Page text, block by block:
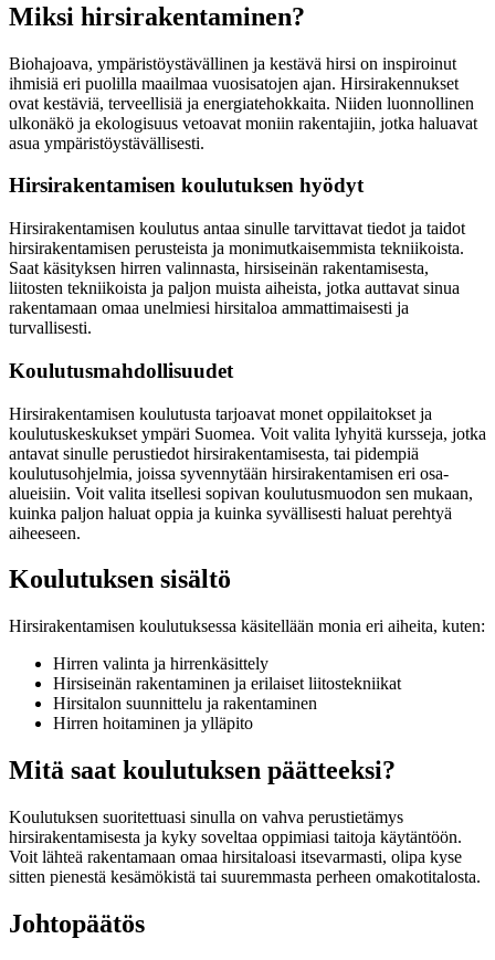
Miksi hirsirakentaminen?
Biohajoava, ympäristöystävällinen ja kestävä hirsi on inspiroinut
ihmisiä eri puolilla maailmaa vuosisatojen ajan. Hirsirakennukset
ovat kestäviä, terveellisiä ja energiatehokkaita. Niiden luonnollinen
ulkonäkö ja ekologisuus vetoavat moniin rakentajiin, jotka haluavat
asua ympäristöystävällisesti.
Hirsirakentamisen koulutuksen hyödyt
Hirsirakentamisen koulutus antaa sinulle tarvittavat tiedot ja taidot
hirsirakentamisen perusteista ja monimutkaisemmista tekniikoista.
Saat käsityksen hirren valinnasta, hirsiseinän rakentamisesta,
liitosten tekniikoista ja paljon muista aiheista, jotka auttavat sinua
rakentamaan omaa unelmiesi hirsitaloa ammattimaisesti ja
turvallisesti.
Koulutusmahdollisuudet
Hirsirakentamisen koulutusta tarjoavat monet oppilaitokset ja
koulutuskeskukset ympäri Suomea. Voit valita lyhyitä kursseja, jotka
antavat sinulle perustiedot hirsirakentamisesta, tai pidempiä
koulutusohjelmia, joissa syvennytään hirsirakentamisen eri osa-
alueisiin. Voit valita itsellesi sopivan koulutusmuodon sen mukaan,
kuinka paljon haluat oppia ja kuinka syvällisesti haluat perehtyä
aiheeseen.
Koulutuksen sisältö
Hirsirakentamisen koulutuksessa käsitellään monia eri aiheita, kuten:
Hirren valinta ja hirrenkäsittely
Hirsiseinän rakentaminen ja erilaiset liitostekniikat
Hirsitalon suunnittelu ja rakentaminen
Hirren hoitaminen ja ylläpito
Mitä saat koulutuksen päätteeksi?
Koulutuksen suoritettuasi sinulla on vahva perustietämys
hirsirakentamisesta ja kyky soveltaa oppimiasi taitoja käytäntöön.
Voit lähteä rakentamaan omaa hirsitaloasi itsevarmasti, olipa kyse
sitten pienestä kesämökistä tai suuremmasta perheen omakotitalosta.
Johtopäätös